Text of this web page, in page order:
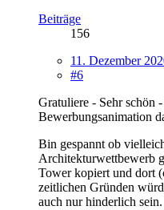
Beiträge
156
11. Dezember
#6
Gratuliere - Sehr schön
Bewerbungsanimation
Bin gespannt ob
Architekturwettbewerb
Tower kopiert und dort
zeitlichen Gründen
auch nur hinderlich sein.